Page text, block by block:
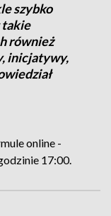
szybko
takie
również
inicjatywy,
online -
17:00.